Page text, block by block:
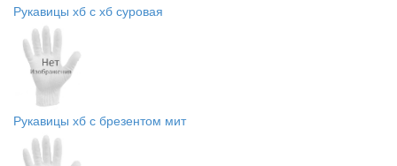
Рукавицы хб с хб суровая
Рукавицы хб с брезентом мит